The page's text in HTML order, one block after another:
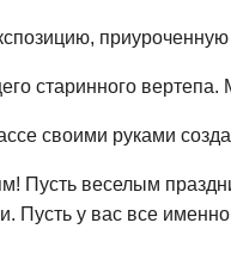
старинного
своими руками
веселым
Пусть у вас все именно